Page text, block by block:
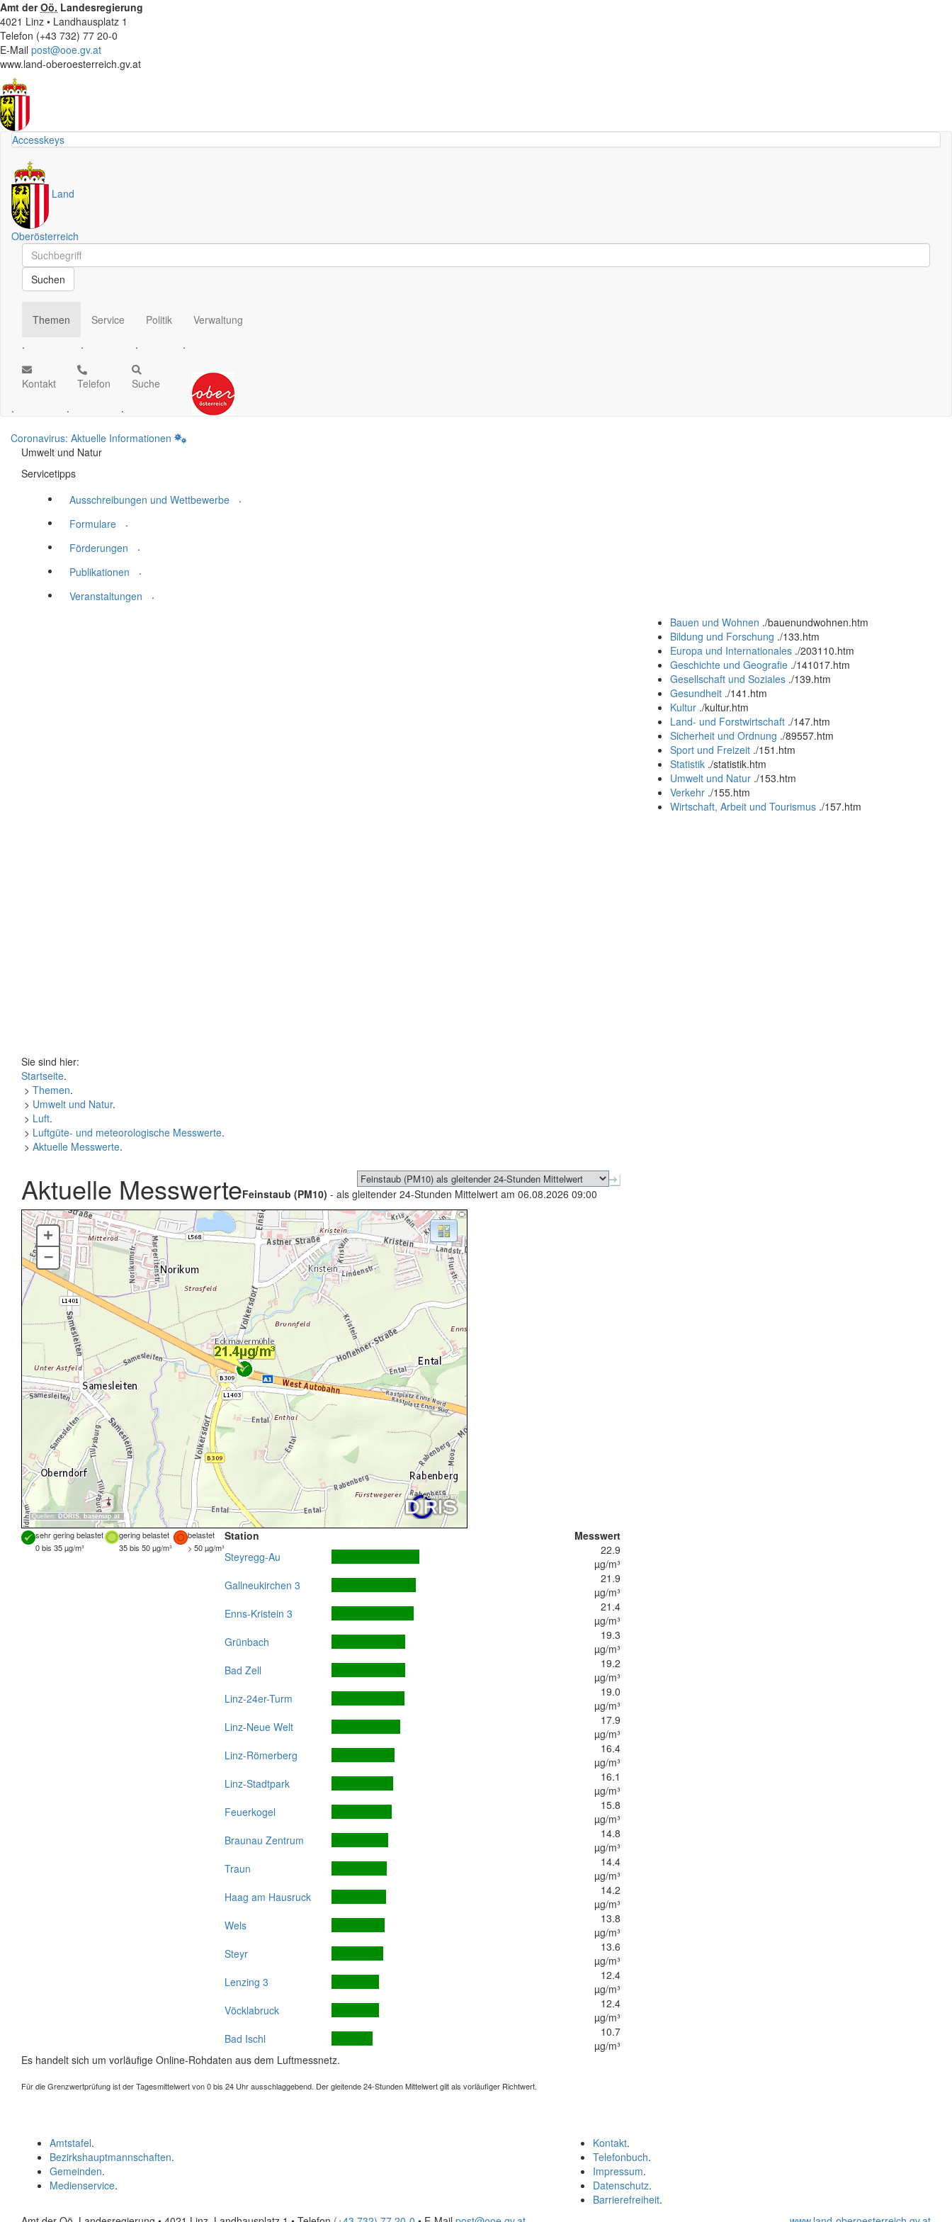
Amt derOö. Landesregierung
4021 Linz • Landhausplatz 1
Telefon (+43 732) 77 20-0
E-Mail post@ooe.gv.at
www.land-oberoesterreich.gv.at
Accesskeys
Land
Oberösterreich
Schnellsuche
Schnellsuche
Suchen
Themen
.
Service
.
Politik
.
Verwaltung
.
Kontakt
.
Telefon
.
Suche
.
Coronavirus: Aktuelle Informationen
Umwelt und Natur
Servicetipps
Ausschreibungen und Wettbewerbe
.
Formulare
.
Förderungen
.
Publikationen
.
Veranstaltungen
.
Bauen und Wohnen ./bauenundwohnen.htm
Bildung und Forschung ./133.htm
Europa und Internationales ./203110.htm
Geschichte und Geografie ./141017.htm
Gesellschaft und Soziales ./139.htm
Gesundheit ./141.htm
Kultur ./kultur.htm
Land- und Forstwirtschaft ./147.htm
Sicherheit und Ordnung ./89557.htm
Sport und Freizeit ./151.htm
Statistik ./statistik.htm
Umwelt und Natur ./153.htm
Verkehr ./155.htm
Wirtschaft, Arbeit und Tourismus ./157.htm
Sie sind hier:
Startseite.
> Themen.
> Umwelt und Natur.
> Luft.
> Luftgüte- und meteorologische Messwerte.
> Aktuelle Messwerte.
Aktuelle MesswerteFeinstaub (PM10) - als gleitender 24-Stunden Mittelwert am 06.08.2026 09:00
Quellen: DORIS, basemap.at
+
–
sehr gering belastet gering belastet
belastet
0 bis 35 µg/m³
35 bis 50 µg/m³ > 50 µg/m³
Station
Messwert
Steyregg-Au
22.9
µg/m³
Gallneukirchen 3
21.9
µg/m³
Enns-Kristein 3
21.4
µg/m³
Grünbach
19.3
µg/m³
Bad Zell
19.2
µg/m³
Linz-24er-Turm
19.0
µg/m³
Linz-Neue Welt
17.9
µg/m³
Linz-Römerberg
16.4
µg/m³
Linz-Stadtpark
16.1
µg/m³
Feuerkogel
15.8
µg/m³
Braunau Zentrum
14.8
µg/m³
Traun
14.4
µg/m³
Haag am Hausruck
14.2
µg/m³
Wels
13.8
µg/m³
Steyr
13.6
µg/m³
Lenzing 3
12.4
µg/m³
Vöcklabruck
12.4
µg/m³
Bad Ischl
10.7
µg/m³
Es handelt sich um vorläufige Online-Rohdaten aus dem Luftmessnetz.
Für die Grenzwertprüfung ist der Tagesmittelwert von 0 bis 24 Uhr ausschlaggebend. Der gleitende 24-Stunden Mittelwert gilt als vorläufiger Richtwert.
Kontakt.
Telefonbuch.
Impressum.
Datenschutz.
Barrierefreiheit.
Amtstafel.
Bezirkshauptmannschaften.
Gemeinden.
Medienservice.